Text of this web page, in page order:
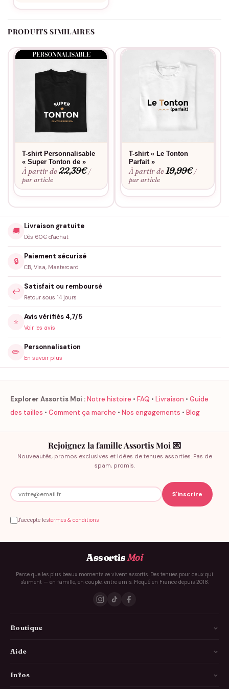
personnalisation. Cette casquette se lave facilement et
PRODUITS SIMILAIRES
T-shirt Personnalisable
« Super Tonton de »
À partir de22,39€ /
par article
T-shirt « Le Tonton
Parfait »
À partir de19,99€ /
par article
🚚
Livraison gratuite
Dès 60€ d'achat
🔒
Paiement sécurisé
CB, Visa, Mastercard
↩️
Satisfait ou remboursé
Retour sous 14 jours
⭐
Avis vérifiés 4,7/5
Voir les avis
✏️
Personnalisation
En savoir plus
Explorer Assortis Moi :Notre histoire • FAQ • Livraison • Guide
des tailles • Comment ça marche • Nos engagements • Blog
Rejoignez la famille Assortis Moi 💌
Nouveautés, promos exclusives et idées de tenues assorties. Pas de
spam, promis.
J'accepte lestermes & conditions
AssortisMoi
Parce que les plus beaux moments se vivent assortis. Des tenues pour ceux qui
s'aiment — en famille, en couple, entre amis. Floqué en France depuis 2018.
Boutique
Aide
Infos